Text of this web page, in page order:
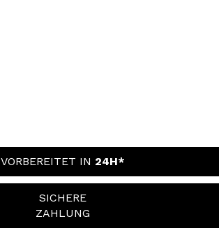
VORBEREITET IN 24H*
SICHERE
ZAHLUNG